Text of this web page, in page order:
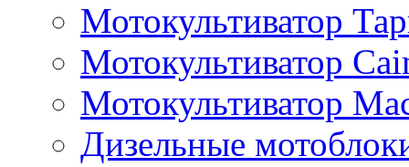
Мотокультиватор
Мотокультиватор
Мотокультиватор
Дизельные